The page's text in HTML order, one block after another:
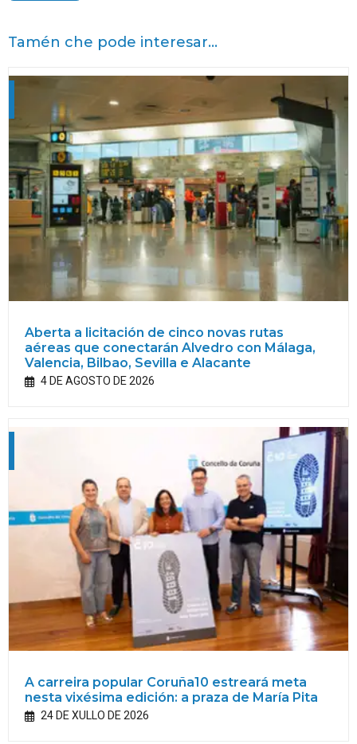
Tamén che pode interesar...
Aberta a licitación de cinco novas rutas
aéreas que conectarán Alvedro con Málaga,
Valencia, Bilbao, Sevilla e Alacante
4 DE AGOSTO DE 2026
A carreira popular Coruña10 estreará meta
nesta vixésima edición: a praza de María Pita
24 DE XULLO DE 2026